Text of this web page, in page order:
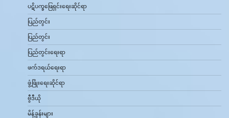
ပဋိပက္ခဖြေရှင်းရေးဆိုင်ရာ
ပြည်တွင်း
ပြည်တွင်း
ပြည်တွင်းရေးရာ
ဖက်ဒရယ်ရေးရာ
ဖွံ့ဖြိုးရေးဆိုင်ရာ
ဗွီဒီယို
မိန့်ခွန်းများ